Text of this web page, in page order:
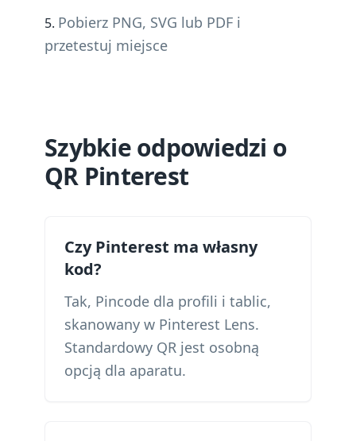
Pobierz PNG, SVG lub PDF i
przetestuj miejsce
Szybkie odpowiedzi o
QR Pinterest
Czy Pinterest ma własny
kod?
Tak, Pincode dla profili i tablic,
skanowany w Pinterest Lens.
Standardowy QR jest osobną
opcją dla aparatu.